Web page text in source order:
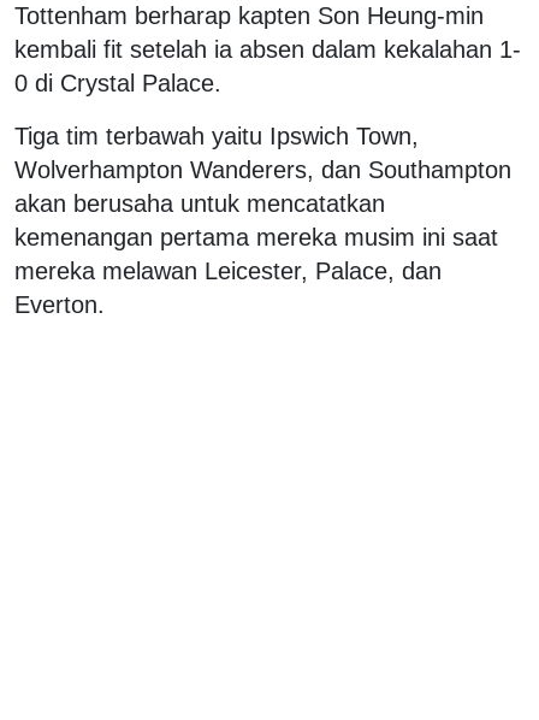
Tottenham berharap kapten Son Heung-min
kembali fit setelah ia absen dalam kekalahan 1-
0 di Crystal Palace.
Tiga tim terbawah yaitu Ipswich Town,
Wolverhampton Wanderers, dan Southampton
akan berusaha untuk mencatatkan
kemenangan pertama mereka musim ini saat
mereka melawan Leicester, Palace, dan
Everton.